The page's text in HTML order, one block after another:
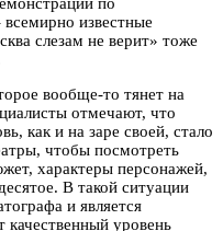
известные
слезам не верит» тоже
вообще-то тянет на
отмечают, что
как и на заре своей, стало
чтобы посмотреть
характеры персонажей,
В такой ситуации
и является
качественный уровень